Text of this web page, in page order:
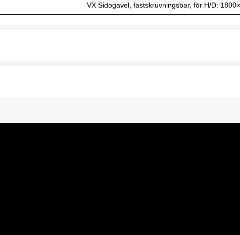
VX Sidogavel, fastskruvningsbar, för H/D: